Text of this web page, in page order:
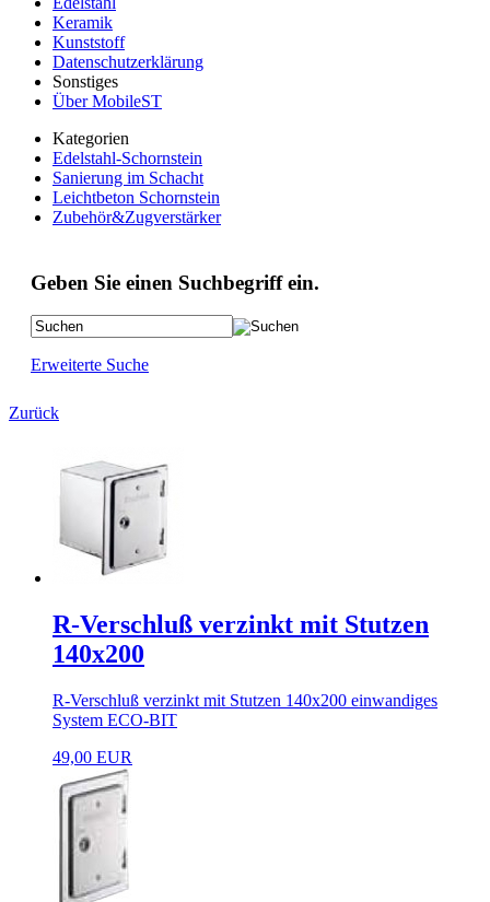
Keramik
Kunststoff
Datenschutzerklärung
Sonstiges
Über MobileST
Kategorien
Edelstahl-Schornstein
Sanierung im Schacht
Leichtbeton Schornstein
Zubehör&Zugverstärker
Geben Sie einen Suchbegriff ein.
Erweiterte Suche
Zurück
R-Verschluß verzinkt mit Stutzen
140x200
R-Verschluß verzinkt mit Stutzen 140x200 einwandiges
System ECO-BIT
49,00 EUR